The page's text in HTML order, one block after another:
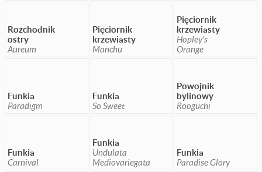
Rozchodnik
ostry
Aureum
Pięciornik
krzewiasty
Manchu
Pięciornik
krzewiasty
Hopley's
Orange
Funkia
Paradigm
Funkia
So Sweet
Powojnik
bylinowy
Rooguchi
Funkia
Carnival
Funkia
Undulata
Mediovariegata
Funkia
Paradise Glory